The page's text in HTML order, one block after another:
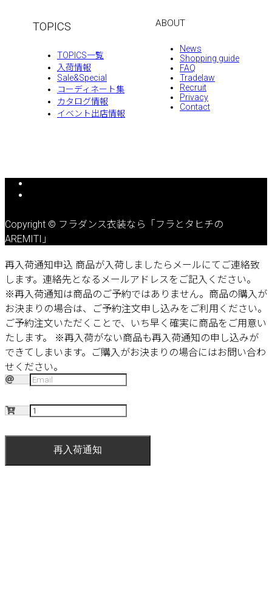
TOPICS
TOPICS一覧
入荷情報
Sale&Special
コーディネート集
カタログ情報
イベント出店情報
ABOUT
News
Shopping guide
FAQ
Tradelaw
Recruit
Privacy
Contact
Copyright © フラダンス衣装なら「フラとタヒチの
AREMITI」
再入荷通知申込 商品が入荷しましたらメールにてご連絡致
します。連絡先となるメールアドレスをご記入ください。
※再入荷通知は商品のご予約ではありません。商品の購入が
お決まりの場合は、ご予約注文申し込みをご利用ください。
ご予約注文いただくことで、いち早く確実に商品をご用意い
たします。
※再入荷がない商品も再入荷通知の申し込みが
できてしまいます。ご購入がお決まりの場合にはお問い合わ
せください。
再入荷通知